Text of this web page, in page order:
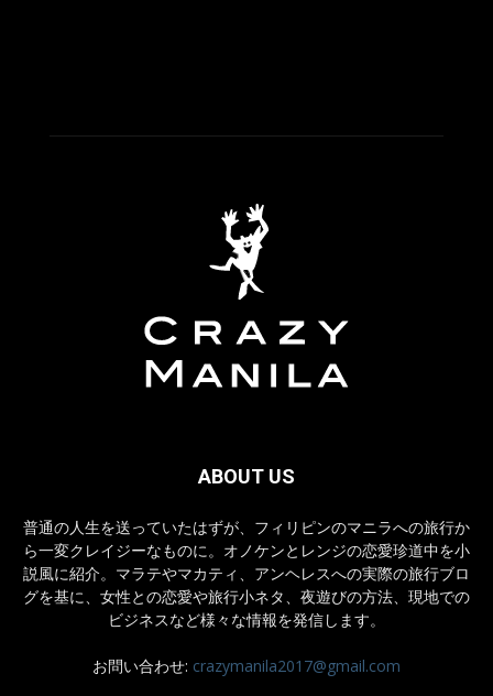
ABOUT US
普通の人生を送っていたはずが、フィリピンのマニラへの旅行か
ら一変クレイジーなものに。オノケンとレンジの恋愛珍道中を小
説風に紹介。マラテやマカティ、アンヘレスへの実際の旅行ブロ
グを基に、女性との恋愛や旅行小ネタ、夜遊びの方法、現地での
ビジネスなど様々な情報を発信します。
お問い合わせ: crazymanila2017@gmail.com